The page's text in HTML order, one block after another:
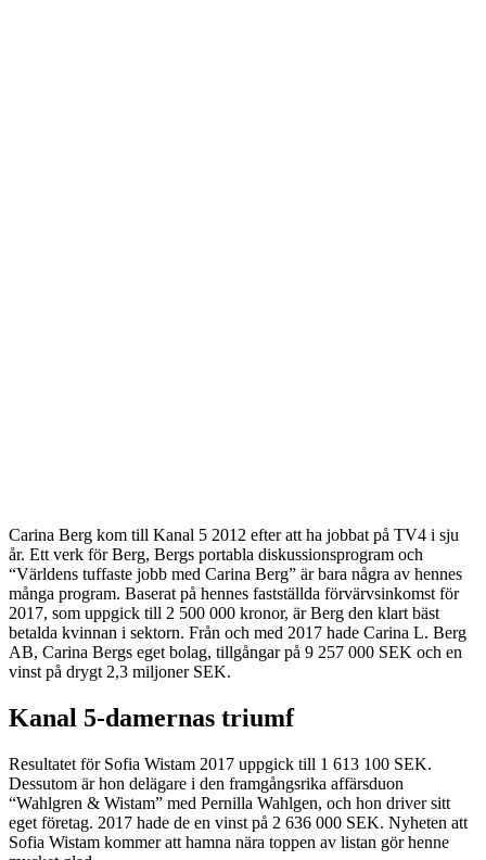
Carina Berg kom till Kanal 5 2012 efter att ha jobbat på TV4 i sju
år. Ett verk för Berg, Bergs portabla diskussionsprogram och
“Världens tuffaste jobb med Carina Berg” är bara några av hennes
många program. Baserat på hennes fastställda förvärvsinkomst för
2017, som uppgick till 2 500 000 kronor, är Berg den klart bäst
betalda kvinnan i sektorn. Från och med 2017 hade Carina L. Berg
AB, Carina Bergs eget bolag, tillgångar på 9 257 000 SEK och en
vinst på drygt 2,3 miljoner SEK.
Kanal 5-damernas triumf
Resultatet för Sofia Wistam 2017 uppgick till 1 613 100 SEK.
Dessutom är hon delägare i den framgångsrika affärsduon
“Wahlgren & Wistam” med Pernilla Wahlgen, och hon driver sitt
eget företag. 2017 hade de en vinst på 2 636 000 SEK. Nyheten att
Sofia Wistam kommer att hamna nära toppen av listan gör henne